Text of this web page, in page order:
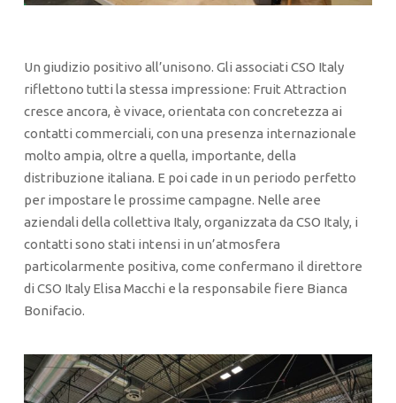
Un giudizio positivo all’unisono. Gli associati CSO Italy
riflettono tutti la stessa impressione: Fruit Attraction
cresce ancora, è vivace, orientata con concretezza ai
contatti commerciali, con una presenza internazionale
molto ampia, oltre a quella, importante, della
distribuzione italiana. E poi cade in un periodo perfetto
per impostare le prossime campagne. Nelle aree
aziendali della collettiva Italy, organizzata da CSO Italy, i
contatti sono stati intensi in un’atmosfera
particolarmente positiva, come confermano il direttore
di CSO Italy Elisa Macchi e la responsabile fiere Bianca
Bonifacio.